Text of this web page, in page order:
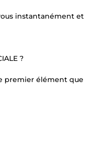
instantanément et
?
premier élément que